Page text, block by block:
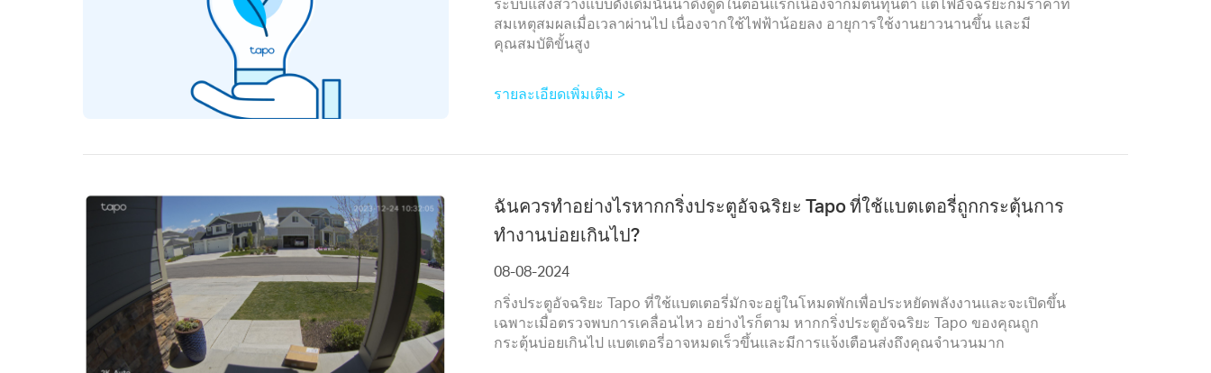
สมเหตุสมผลเมื่อเวลาผ่านไป เนื่องจากใช้ไฟฟ้าน้อยลง อายุการใช้งานยาวนานขึ้น และมี
คุณสมบัติขั้นสูง
รายละเอียดเพิ่มเติม >
ฉันควรทำอย่างไรหากกริ่งประตูอัจฉริยะ Tapo ที่ใช้แบตเตอรี่ถูกกระตุ้นการ
ทำงานบ่อยเกินไป?
08-08-2024
กริ่งประตูอัจฉริยะ Tapo ที่ใช้แบตเตอรี่มักจะอยู่ในโหมดพักเพื่อประหยัดพลังงานและจะเปิดขึ้น
เฉพาะเมื่อตรวจพบการเคลื่อนไหว อย่างไรก็ตาม หากกริ่งประตูอัจฉริยะ Tapo ของคุณถูก
กระตุ้นบ่อยเกินไป แบตเตอรี่อาจหมดเร็วขึ้นและมีการแจ้งเตือนส่งถึงคุณจำนวนมาก